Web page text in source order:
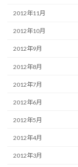
2012年11月
2012年10月
2012年9月
2012年8月
2012年7月
2012年6月
2012年5月
2012年4月
2012年3月